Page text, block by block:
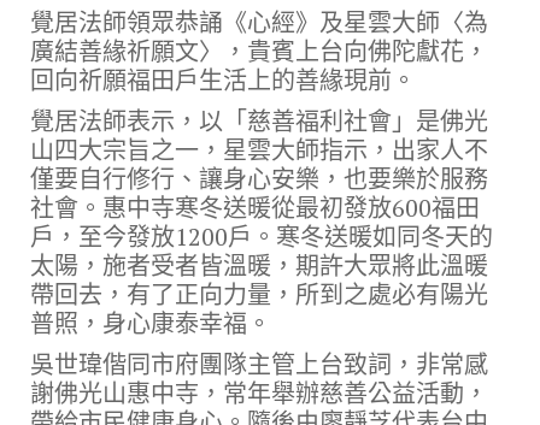
覺居法師領眾恭誦《心經》及星雲大師〈為
廣結善緣祈願文〉，貴賓上台向佛陀獻花，
回向祈願福田戶生活上的善緣現前。
覺居法師表示，以「慈善福利社會」是佛光
山四大宗旨之一，星雲大師指示，出家人不
僅要自行修行、讓身心安樂，也要樂於服務
社會。惠中寺寒冬送暖從最初發放600福田
戶，至今發放1200戶。寒冬送暖如同冬天的
太陽，施者受者皆溫暖，期許大眾將此溫暖
帶回去，有了正向力量，所到之處必有陽光
普照，身心康泰幸福。
吳世瑋偕同市府團隊主管上台致詞，非常感
謝佛光山惠中寺，常年舉辦慈善公益活動，